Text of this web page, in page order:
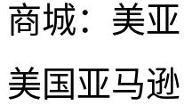
商城：美亚
美国亚马